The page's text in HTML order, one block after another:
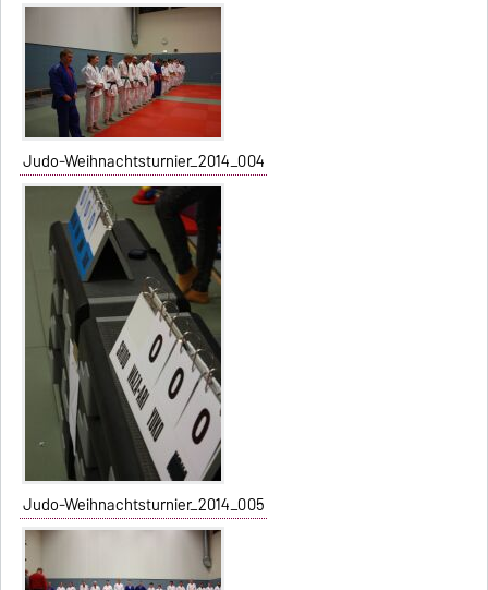
Judo-Weihnachtsturnier_2014_004
Judo-Weihnachtsturnier_2014_005